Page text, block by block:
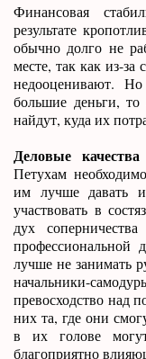
Финансовая
результате
обычно долго не
месте, так как из-
недооценивают.
большие деньги,
найдут, куда их
Деловые
Петухам
им лучше давать
участвовать в
дух
профессиональной
лучше не занимать
начальники-
превосходство над
них та, где они
в их голове
благоприятно